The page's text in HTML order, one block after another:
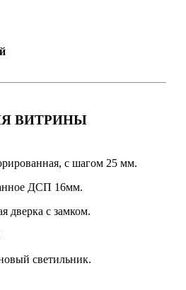
ВИТРИНЫ
с шагом 25 мм.
ДСП 16мм.
дверка с замком.
светильник.